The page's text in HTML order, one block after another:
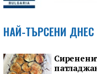
НАЙ-ТЪРСЕНИ ДНЕС